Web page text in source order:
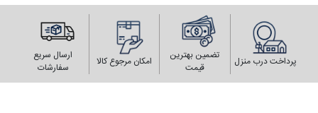
پرداخت درب منزل
تضمین بهترین
قیمت
امکان مرجوع کالا
ارسال سریع
سفارشات